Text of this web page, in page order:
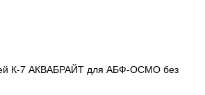
К-7 АКВАБРАЙТ для АБФ-ОСМО без